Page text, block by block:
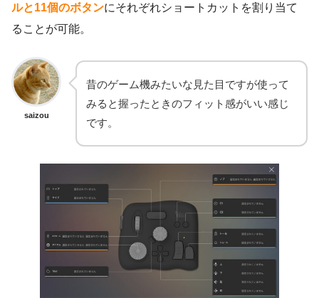
ルと11個のボタンにそれぞれショートカットを割り当て
ることが可能。
saizou
昔のゲーム機みたいな見た目ですが使って
みると握ったときのフィット感がいい感じ
です。